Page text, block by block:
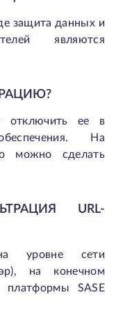
защита данных и
являются
отключить ее в
На
можно сделать
URL-
уровне сети
на конечном
платформы SASE